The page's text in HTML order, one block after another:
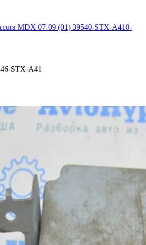
MDX 07-09 (01) 39540-STX-A410-
STX-A41